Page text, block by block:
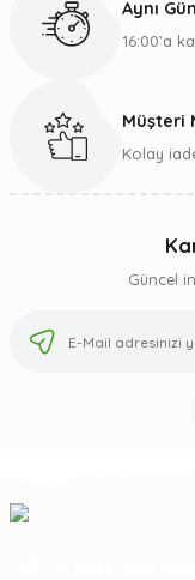
Aynı
16:00’a
Müşteri
Kolay
Güncel